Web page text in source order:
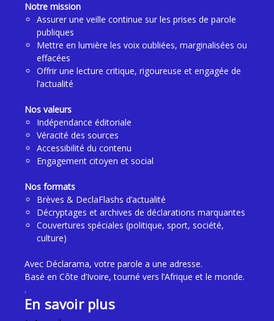
Notre mission
Assurer une veille continue sur les prises de parole
publiques
Mettre en lumière les voix oubliées, marginalisées ou
effacées
Offrir une lecture critique, rigoureuse et engagée de
l’actualité
Nos valeurs
Indépendance éditoriale
Véracité des sources
Accessibilité du contenu
Engagement citoyen et social
Nos formats
Brèves & DeclaFlashs d’actualité
Décryptages et archives de déclarations marquantes
Couvertures spéciales (politique, sport, société,
culture)
Avec Déclarama, votre parole a une adresse.
Basé en Côte d’Ivoire, tourné vers l’Afrique et le monde.
.
En savoir plus